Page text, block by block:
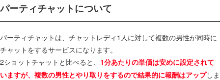
パーティチャットについて
パーティチャットは、チャットレディ1人に対して複数の男性が同時に
チャットをするサービスになります。
2ショットチャットと比べると、 1分あたりの単価は安めに設定されて
いますが、複数の男性とやり取りをするので結果的に報酬はアップしま